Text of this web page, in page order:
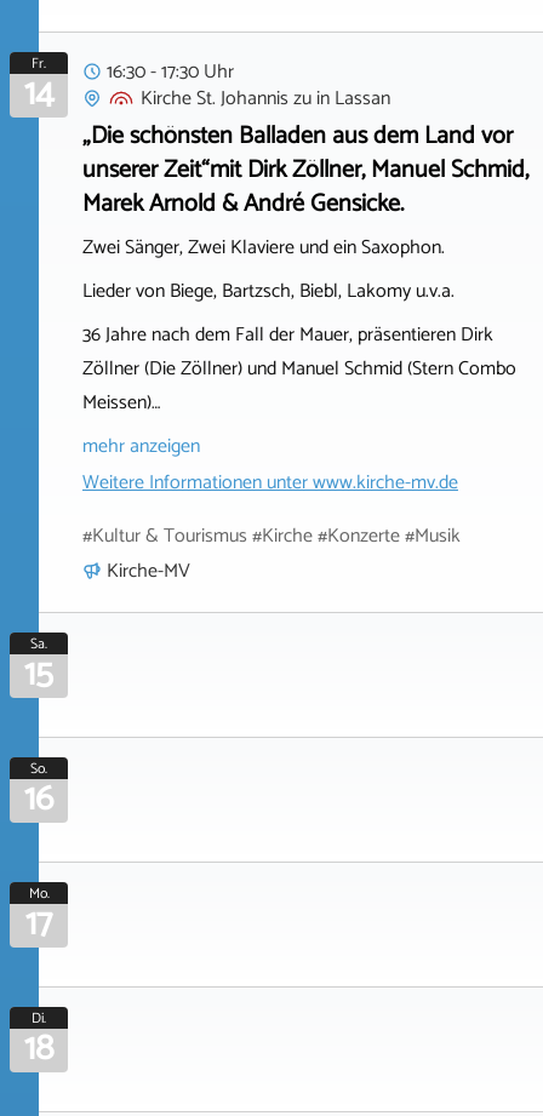
Fr.
14
16:30 - 17:30 Uhr
Kirche St. Johannis zuinLassan
„Die schönsten Balladen aus dem Land vor
unserer Zeit“mit Dirk Zöllner, Manuel Schmid,
Marek Arnold & André Gensicke.
Zwei Sänger, Zwei Klaviere und ein Saxophon.
Lieder von Biege, Bartzsch, Biebl, Lakomy u.v.a.
36 Jahre nach dem Fall der Mauer, präsentieren Dirk
Zöllner (Die Zöllner) und Manuel Schmid (Stern Combo
Meissen)…
mehr anzeigen
Weitere Informationen unterwww.kirche-mv.de
#Kultur & Tourismus #Kirche #Konzerte #Musik
Kirche-MV
Sa.
15
So.
16
Mo.
17
Di.
18